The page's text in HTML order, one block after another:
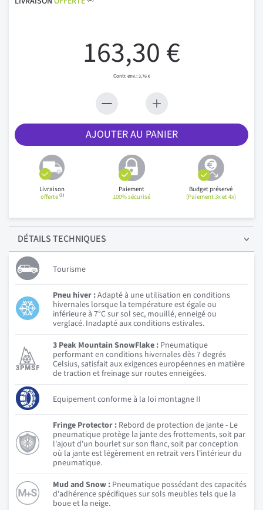
163,30 €
3,76 €
AJOUTER AU PANIER
Livraison
offerte(1)
Paiement
100% sécurisé
Budget préservé
(Paiement 3x et 4x)
DÉTAILSTECHNIQUES
Tourisme
Pneu hiver :Adapté à une utilisation en conditions
hivernales lorsque la température est égale ou
inférieure à 7°C sur sol sec, mouillé, enneigé ou
verglacé. Inadapté aux conditions estivales.
3 Peak Mountain SnowFlake : Pneumatique
performant en conditions hivernales dès 7 degrés
Celsius, satisfait aux exigences européennes en matière
de traction et freinage sur routes enneigées.
Equipement conforme à la loi montagne II
Fringe Protector : Rebord de protection de jante - Le
pneumatique protège la jante des frottements, soit par
l'ajout d'un bourlet sur son flanc, soit par conception
où la jante est légèrement en retrait vers l'intérieur du
pneumatique.
Mud and Snow : Pneumatique possédant des capacités
d'adhérence spécifiques sur sols meubles tels que la
boue et la neige.